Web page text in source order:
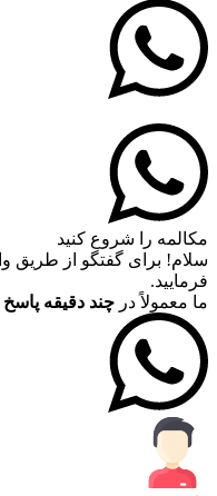
مکالمه را شروع کنید
سلام! برای گفتگو از طریق
فرمایید.
ما معمولاً در چند دقیقه